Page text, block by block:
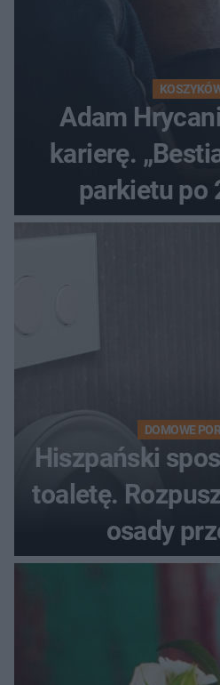
Adam
karierę.
parkietu po
DOMOWE
Hiszpański
toaletę.
osady